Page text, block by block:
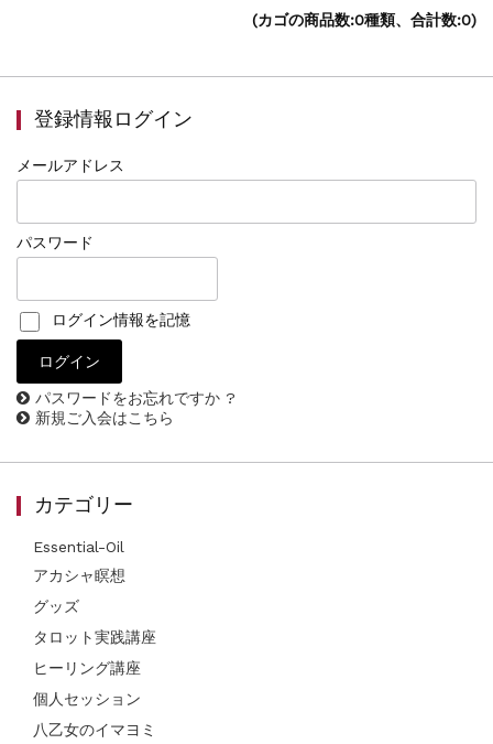
(カゴの商品数:0種類、合計数:0)
登録情報ログイン
メールアドレス
パスワード
ログイン情報を記憶
パスワードをお忘れですか ?
新規ご入会はこちら
カテゴリー
Essential-Oil
アカシャ瞑想
グッズ
タロット実践講座
ヒーリング講座
個人セッション
八乙女のイマヨミ